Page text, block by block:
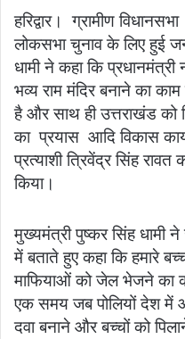
हरिद्वार। ग्रामीण
लोकसभा चुनाव के लिए हुई
धामी ने कहा कि
भव्य राम मंदिर बनाने का
है और साथ ही उत्तराखंड को
का प्रयास आदि विकास
प्रत्याशी त्रिवेंद्र सिंह रावत
किया।
मुख्यमंत्री पुष्कर सिंह धामी
में बताते हुए कहा कि हमारे
माफियाओं को जेल भेजने का
एक समय जब पोलियों देश में
दवा बनाने और बच्चों को